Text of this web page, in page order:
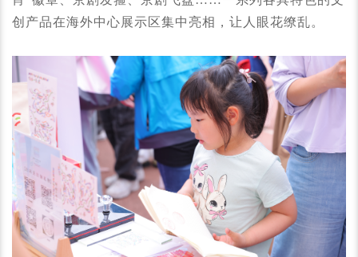
创产品在海外中心展示区集中亮相，让人眼花缭乱。